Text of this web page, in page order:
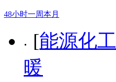
48小时一周本月
[能源化工
暖